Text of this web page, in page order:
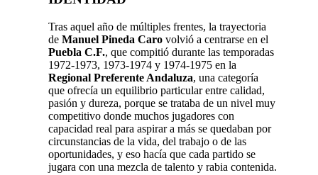
Tras aquel año de múltiples frentes, la trayectoria
de Manuel Pineda Caro volvió a centrarse en el
Puebla C.F., que compitió durante las temporadas
1972-1973, 1973-1974 y 1974-1975 en la
Regional Preferente Andaluza, una categoría
que ofrecía un equilibrio particular entre calidad,
pasión y dureza, porque se trataba de un nivel muy
competitivo donde muchos jugadores con
capacidad real para aspirar a más se quedaban por
circunstancias de la vida, del trabajo o de las
oportunidades, y eso hacía que cada partido se
jugara con una mezcla de talento y rabia contenida.